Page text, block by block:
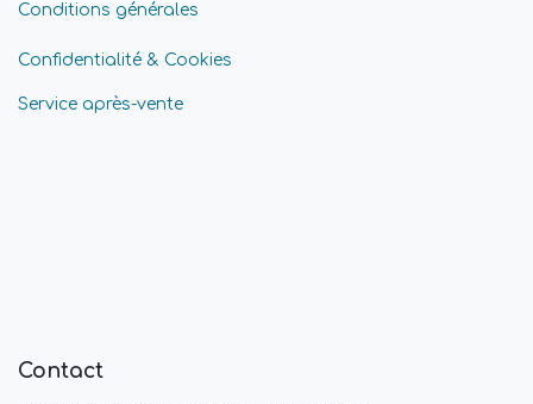
Conditions générales
Confidentialité & Cookies
Service après-vente
Contact